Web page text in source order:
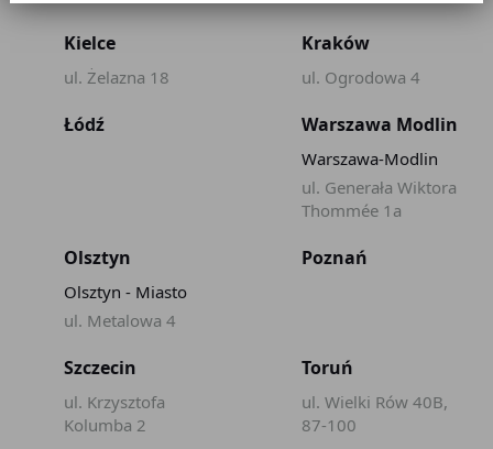
Kielce
ul. Żelazna 18
Kraków
ul. Ogrodowa 4
Łódź Warszawa Modlin
Warszawa-Modlin
ul. Generała Wiktora
Thommée 1a
Olsztyn
Olsztyn - Miasto
ul. Metalowa 4
Poznań
Szczecin
ul. Krzysztofa
Kolumba 2
Toruń
ul. Wielki Rów 40B,
87-100
nasi partnerzy. Szczegółowe informacje na temat
korzystania przez nas i naszych partnerów z plików cookie
oraz przetwarzania Twoich danych osobowych, w tym
dotyczące Twoich uprawnień, zawarte są w naszej